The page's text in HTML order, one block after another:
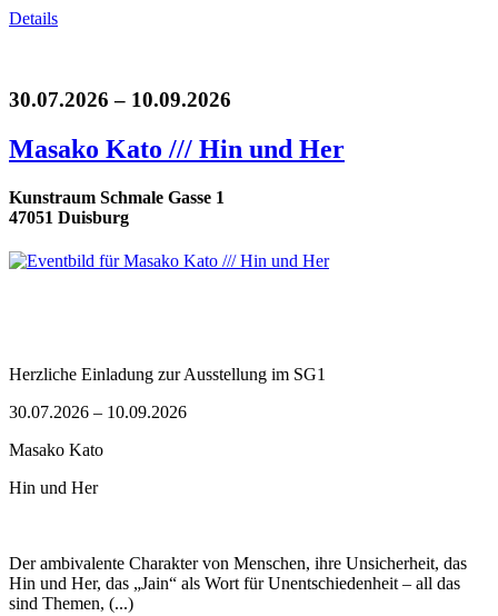
Details
30.07.2026 – 10.09.2026
Masako Kato /// Hin und Her
Kunstraum Schmale Gasse 1
47051 Duisburg
Herzliche Einladung zur Ausstellung im SG1
30.07.2026 – 10.09.2026
Masako Kato
Hin und Her
Der ambivalente Charakter von Menschen, ihre Unsicherheit, das
Hin und Her, das „Jain“ als Wort für Unentschiedenheit – all das
sind Themen, (...)